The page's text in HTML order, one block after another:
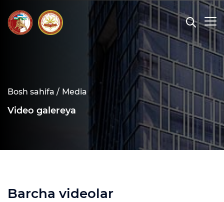
Bosh sahifa / Media
Video galereya
Barcha videolar